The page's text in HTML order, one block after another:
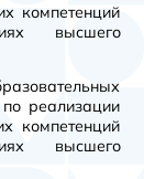
компетенций
высшего
реализации
компетенций
высшего